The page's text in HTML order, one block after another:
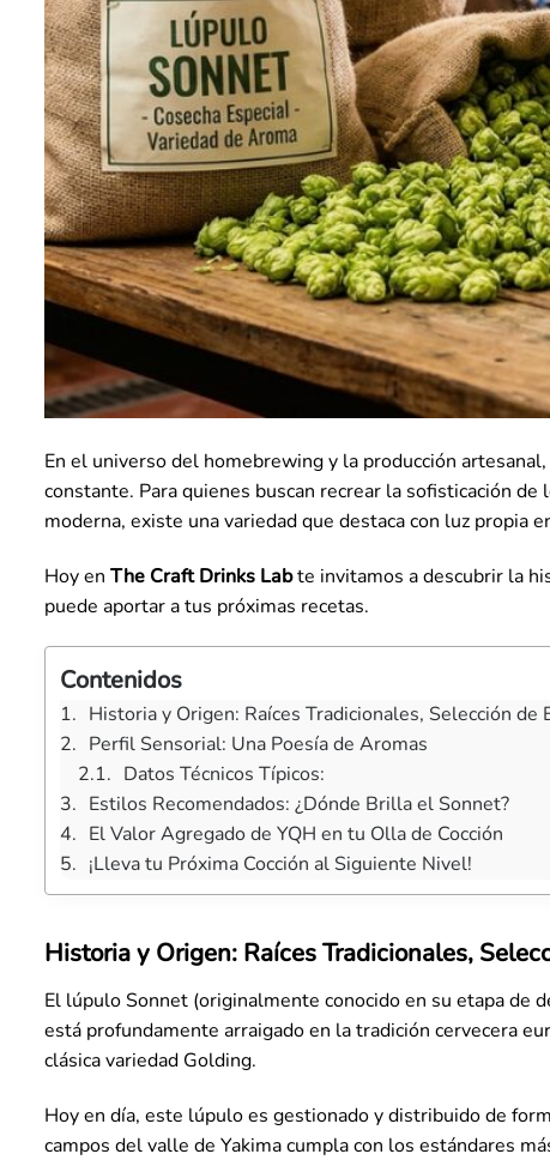
En el universo del homebrewing y la producción
constante. Para quienes buscan recrear la sofisticación
moderna, existe una variedad que destaca con luz propia
Hoy en The Craft Drinks Labte invitamos a descubrir la
puede aportar a tus próximas recetas.
Contenidos
Historia y Origen: Raíces Tradicionales, Selección de
Perfil Sensorial: Una Poesía de Aromas
Datos Técnicos Típicos:
Estilos Recomendados: ¿Dónde Brilla el Sonnet?
El Valor Agregado de YQH en tu Olla de Cocción
¡Lleva tu Próxima Cocción al Siguiente Nivel!
Historia y Origen: Raíces Tradicionales,
El lúpulo Sonnet (originalmente conocido en su etapa de
está profundamente arraigado en la tradición cervecera
clásica variedad Golding.
Hoy en día, este lúpulo es gestionado y distribuido de
campos del valle de Yakima cumpla con los estándares